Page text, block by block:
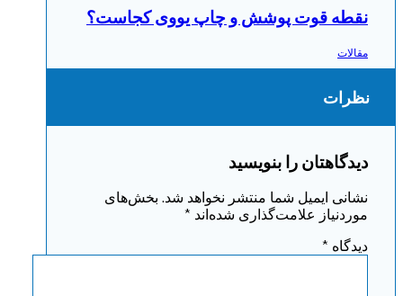
نقطه قوت پوشش و چاپ یووی کجاست؟
مقالات
نظرات
دیدگاهتان را بنویسید
نشانی ایمیل شما منتشر نخواهد شد. بخش‌های
موردنیاز علامت‌گذاری شده‌اند *
دیدگاه *